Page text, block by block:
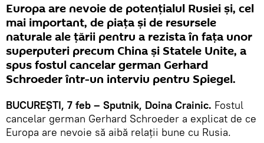
Europa are nevoie de potențialul Rusiei și, cel
mai important, de piața și de resursele
naturale ale ţării pentru a rezista în faţa unor
superputeri precum China și Statele Unite, a
spus fostul cancelar german Gerhard
Schroeder într-un interviu pentru Spiegel.
BUCUREŞTI, 7 feb – Sputnik, Doina Crainic. Fostul
cancelar german Gerhard Schroeder a explicat de ce
Europa are nevoie să aibă relaţii bune cu Rusia.